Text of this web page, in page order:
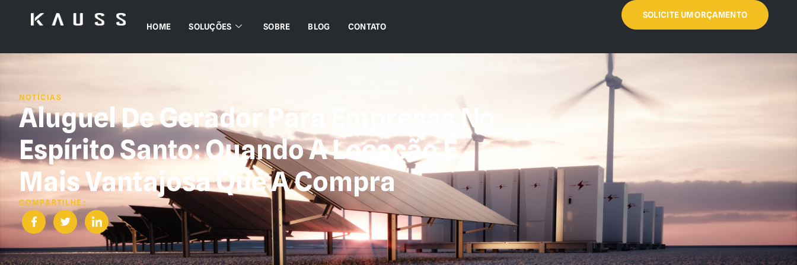
HOME SOLUÇÕES SOBRE BLOG CONTATO
SOLICITE UM ORÇAMENTO
NOTÍCIAS
Aluguel De Gerador Para Empresas No
Espírito Santo: Quando A Locação É
Mais Vantajosa Que A Compra
COMPARTILHE :